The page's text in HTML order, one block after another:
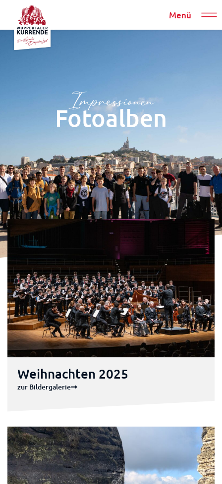
Menü
Impressionen
Fotoalben
Weihnachten 2025
zur Bildergalerie